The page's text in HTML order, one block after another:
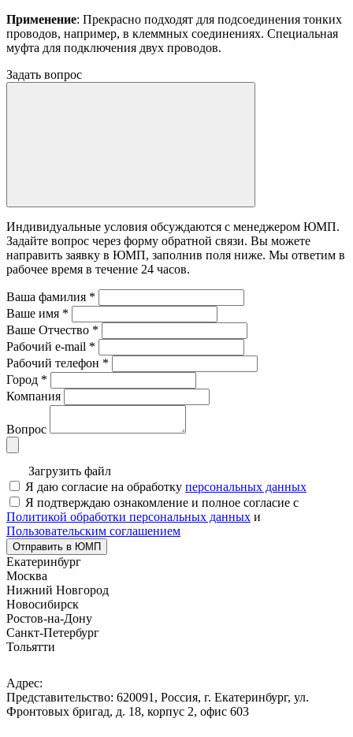
Применение: Прекрасно подходят для подсоединения тонких
проводов, например, в клеммных соединениях. Специальная
муфта для подключения двух проводов.
Задать вопрос
Индивидуальные условия обсуждаются с менеджером ЮМП.
Задайте вопрос через форму обратной связи. Вы можете
направить заявку в ЮМП, заполнив поля ниже. Mы ответим в
рабочее время в течение 24 часов.
Ваша фамилия *
Ваше имя *
Ваше Отчество *
Рабочий e-mail *
Рабочий телефон *
Город *
Компания
Вопрос
Загрузить файл
Я даю согласие на обработку персональных данных
Я подтверждаю ознакомление и полное согласие с
Политикой обработки персональных данных и
Пользовательским соглашением
Отправить в ЮМП
Екатеринбург
Москва
Нижний Новгород
Новосибирск
Ростов-на-Дону
Санкт-Петербург
Тольятти
Адрес:
Представительство: 620091, Россия, г. Екатеринбург, ул.
Фронтовых бригад, д. 18, корпус 2, офис 603